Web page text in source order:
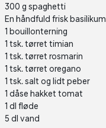
300 g spaghetti
En håndfuld frisk basilikum
1 bouillonterning
1 tsk. tørret timian
1 tsk. tørret rosmarin
1 tsk. tørret oregano
1 tsk. salt og lidt peber
1 dåse hakket tomat
1 dl fløde
5 dl vand